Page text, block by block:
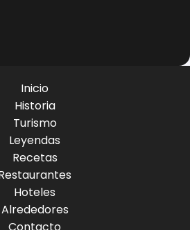
Inicio
Historia
Turismo
Leyendas
Recetas
Hoteles
Alrededores